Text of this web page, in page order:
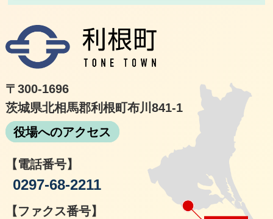
〒300-1696
茨城県北相馬郡利根町布川841-1
役場へのアクセス
【電話番号】
0297-68-2211
【ファクス番号】